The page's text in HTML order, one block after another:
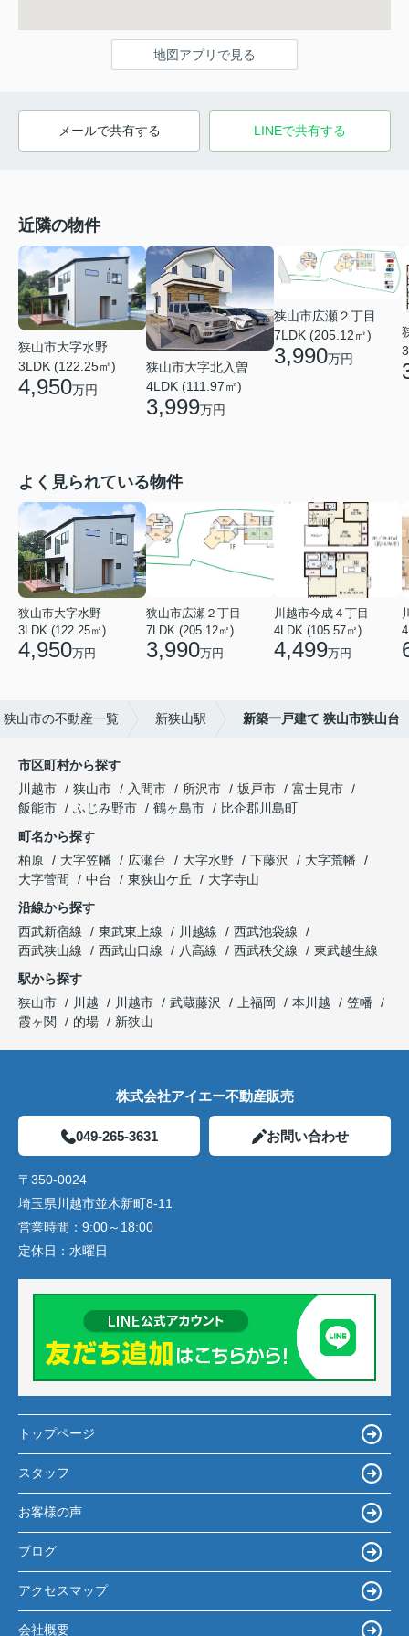
地図アプリで見る
メールで共有する LINEで共有する
近隣の物件
狭山市大字水野
3LDK (122.25㎡)
4,950万円
狭山市大字北入曽
4LDK (111.97㎡)
3,999万円
狭山市広瀬２丁目
7LDK (205.12㎡)
3,990万円
よく見られている物件
狭山市大字水野
3LDK (122.25㎡)
4,950万円
狭山市広瀬２丁目
7LDK (205.12㎡)
3,990万円
川越市今成４丁目
4LDK (105.57㎡)
4,499万円
狭山市の不動産一覧 新狭山駅 新築一戸建て 狭山市狭山台
市区町村から探す
川越市
狭山市 入間市 所沢市 坂戸市
富士見市
飯能市
ふじみ野市 鶴ヶ島市
比企郡川島町
町名から探す
柏原
大字笠幡 広瀬台 大字水野 下藤沢
大字荒幡
大字菅間
中台 東狭山ケ丘
大字寺山
沿線から探す
西武新宿線
東武東上線 川越線
西武池袋線
西武狭山線
西武山口線 八高線 西武秩父線
東武越生線
駅から探す
狭山市
川越 川越市 武蔵藤沢 上福岡 本川越
笠幡
霞ヶ関
的場 新狭山
株式会社アイエー不動産販売
049-265-3631 お問い合わせ
〒350-0024
埼玉県川越市並木新町8-11
営業時間： 9:00～18:00
定休日： 水曜日
トップページ
スタッフ
お客様の声
ブログ
アクセスマップ
会社概要